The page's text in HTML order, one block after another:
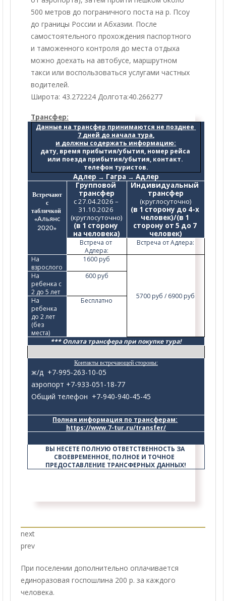
500 метров до пограничного поста на р. Псоу
до границы России и Абхазии. После
самостоятельного прохождения паспортного
и таможенного контроля до места отдыха
можно доехать на автобусе, маршрутном
такси или воспользоваться услугами частных
водителей.
Широта: 43.272224 Долгота:40.266277
Трансфер:
Данные на трансфер принимаются не позднее
7 дней до начала тура,
и должны содержать информацию:
дату, время прибытия/убытия, номер рейса
или поезда прибытия/убытия, контакт.
телефон туристов.
Адлер → Гагра → Адлер
Встречают
с
табличкой
«Альянс
2020»
Групповой
трансфер
с 27.04.2026 –
31.10.2026
(круглосуточно)
(в 1 сторону
на человека)
Индивидуальный
трансфер
(круглосуточно)
(в 1 сторону до 4-х
человек)/(в 1
сторону от 5 до 7
человек)
Встреча от
Адлера:
Встреча от Адлера:
На
взрослого
1600 руб
5700 руб / 6900 руб
На
ребенка с
2 до 5 лет
600 руб
На
ребенка
до 2 лет
(без
места)
Бесплатно
*** Оплата трансфера при покупке тура!
Контакты встречающей стороны:
ж/д +7-995-263-10-05
аэропорт +7-933-051-18-77
Общий телефон +7-940-940-45-45
Полная информация по трансферам:
https://www.7-tur.ru/transfer/
ВЫ НЕСЕТЕ ПОЛНУЮ ОТВЕТСТВЕННОСТЬ ЗА
СВОЕВРЕМЕННОЕ, ПОЛНОЕ И ТОЧНОЕ
ПРЕДОСТАВЛЕНИЕ ТРАНСФЕРНЫХ ДАННЫХ!
next
prev
При поселении дополнительно оплачивается
единоразовая госпошлина 200 р. за каждого
человека.